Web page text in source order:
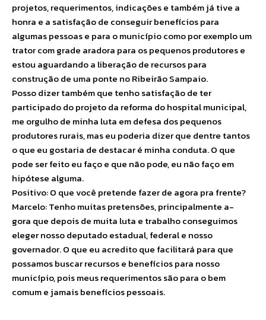
projetos, requerimentos, indicações e também já tive a
honra e a satisfação de conseguir benefícios para
algumas pessoas e para o município como por exemplo um
trator com grade aradora para os pequenos produtores e
estou aguardando a liberação de recursos para
construção de uma ponte no Ribeirão Sampaio.
Posso dizer também que tenho satisfação de ter
participado do projeto da reforma do hospital municipal,
me orgulho de minha luta em defesa dos pequenos
produtores rurais, mas eu poderia dizer que dentre tantos
o que eu gostaria de destacar é minha conduta. O que
pode ser feito eu faço e que não pode, eu não faço em
hipótese alguma.
Positivo: O que você pretende fazer de agora pra frente?
Marcelo: Tenho muitas pretensões, principalmente a-
gora que depois de muita luta e trabalho conseguimos
eleger nosso deputado estadual, federal e nosso
governador. O que eu acredito que facilitará para que
possamos buscar recursos e benefícios para nosso
município, pois meus requerimentos são para o bem
comum e jamais benefícios pessoais.